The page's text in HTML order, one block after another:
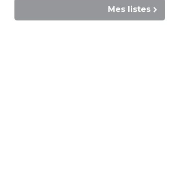
Mes listes